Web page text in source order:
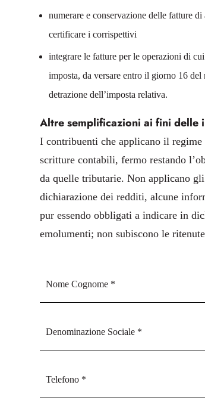
numerare e conservazione delle fatture
certificare i corrispettivi
integrare le fatture per le operazioni di
imposta, da versare entro il giorno 16
detrazione dell’imposta relativa.
Altre semplificazioni ai fini delle
I contribuenti che applicano il
scritture contabili, fermo restando
da quelle tributarie. Non applicano
dichiarazione dei redditi, alcune
pur essendo obbligati a indicare in
emolumenti; non subiscono le